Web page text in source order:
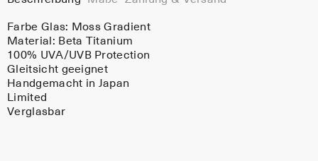
Farbe Glas: Moss Gradient
Material: Beta Titanium
100% UVA/UVB Protection
Gleitsicht geeignet
Handgemacht in Japan
Limited
Verglasbar